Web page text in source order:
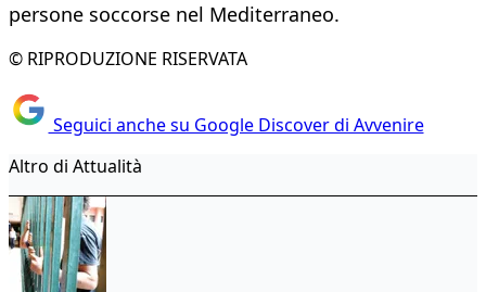
persone soccorse nel Mediterraneo.
© RIPRODUZIONE RISERVATA
Seguici anche su Google Discover di Avvenire
Altro di Attualità